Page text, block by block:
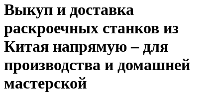
Выкуп и доставка
раскроечных станков из
Китая напрямую – для
производства и домашней
мастерской